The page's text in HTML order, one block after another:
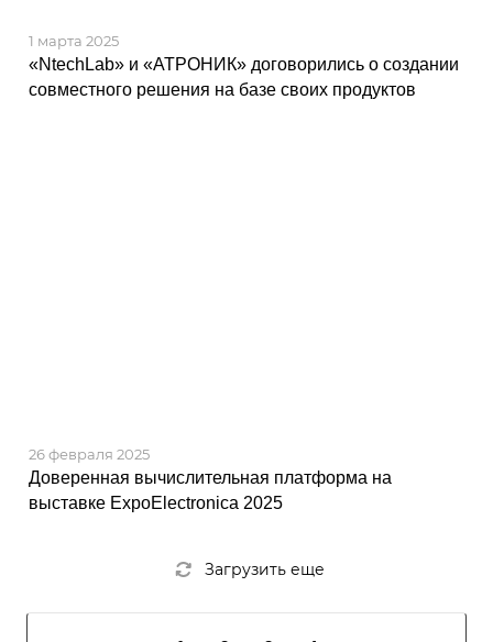
«NtechLab» и «АТРОНИК» договорились о создании
совместного решения на базе своих продуктов
1 марта 2025
Доверенная вычислительная платформа на
выставке ExpoElectronica 2025
26 февраля 2025
Загрузить еще